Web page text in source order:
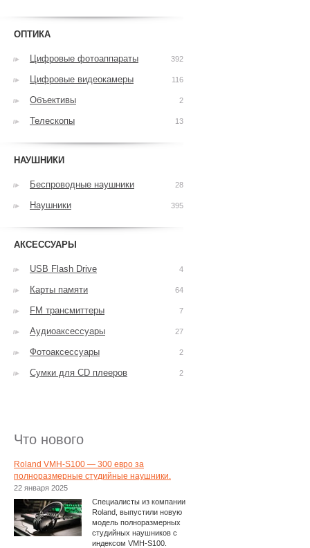
ОПТИКА
Цифровые фотоаппараты 392
Цифровые видеокамеры 116
Объективы 2
Телескопы 13
НАУШНИКИ
Беспроводные наушники 28
Наушники 395
АКСЕССУАРЫ
USB Flash Drive 4
Карты памяти 64
FM трансмиттеры 7
Аудиоаксессуары 27
Фотоаксессуары 2
Сумки для CD плееров 2
Что нового
Roland VMH-S100 — 300 евро за
полноразмерные студийные наушники.
22 января 2025
Специалисты из компании
Roland, выпустили новую
модель полноразмерных
студийных наушников с
индексом VMH-S100.